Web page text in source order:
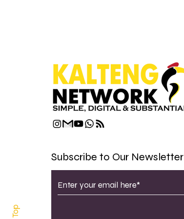
Subscribe to Our Newsletter